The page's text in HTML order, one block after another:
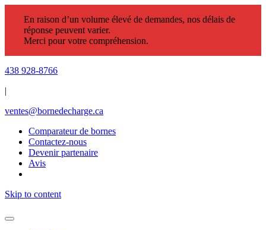
En raison d’un volume élevé de demandes, nos délais de
réponse peuvent varier.
Merci pour votre compréhension.
438 928-8766
|
ventes@bornedecharge.ca
Comparateur de bornes
Contactez-nous
Devenir partenaire
Avis
Skip to content